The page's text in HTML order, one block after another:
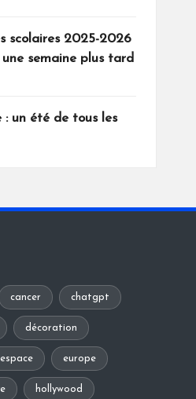
scolaires 2025-2026
semaine plus tard
: un été de tous les
cancer chatgpt
décoration
espace europe
hollywood